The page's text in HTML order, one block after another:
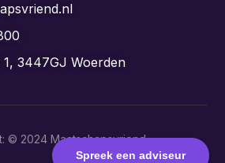
Spreek een adviseur
3447GJ Woerden
© 2024 Maatschapsvriend
Aanmelden